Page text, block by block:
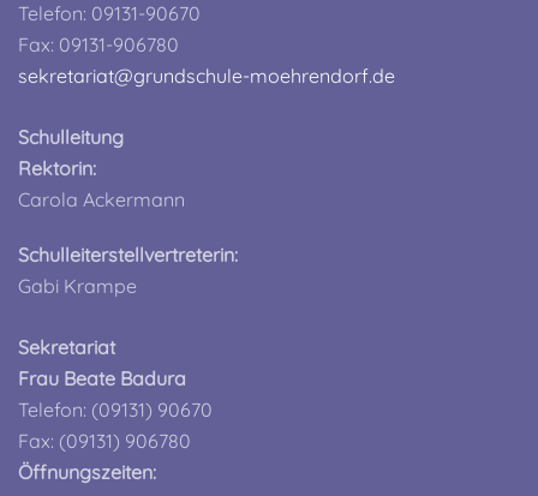
Telefon: 09131-90670
Fax: 09131-906780
sekretariat@grundschule-moehrendorf.de
Schulleitung
Rektorin:
Carola Ackermann
Schulleiterstellvertreterin:
Gabi Krampe
Sekretariat
Frau Beate Badura
Telefon: (09131) 90670
Fax: (09131) 906780
Öffnungszeiten: